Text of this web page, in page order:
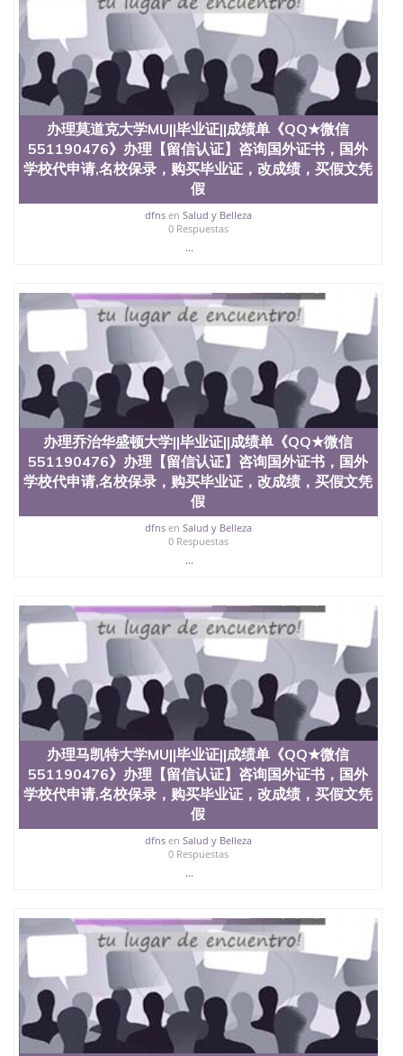
办理莫道克大学MU||毕业证||成绩单《QQ★微信
551190476》办理【留信认证】咨询国外证书，国外
学校代申请,名校保录，购买毕业证，改成绩，买假文凭
假
dfnsen Salud y Belleza
0 Respuestas
...
办理乔治华盛顿大学||毕业证||成绩单《QQ★微信
551190476》办理【留信认证】咨询国外证书，国外
学校代申请,名校保录，购买毕业证，改成绩，买假文凭
假
dfnsen Salud y Belleza
0 Respuestas
...
办理马凯特大学MU||毕业证||成绩单《QQ★微信
551190476》办理【留信认证】咨询国外证书，国外
学校代申请,名校保录，购买毕业证，改成绩，买假文凭
假
dfnsen Salud y Belleza
0 Respuestas
...